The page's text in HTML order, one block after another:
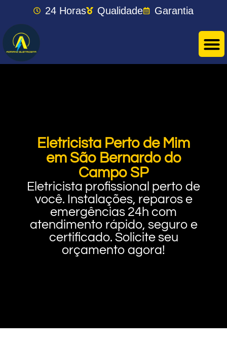
24 Horas Qualidade Garantia
Eletricista Perto de Mim
em São Bernardo do
Campo SP
Eletricista profissional perto de
você. Instalações, reparos e
emergências 24h com
atendimento rápido, seguro e
certificado. Solicite seu
orçamento agora!